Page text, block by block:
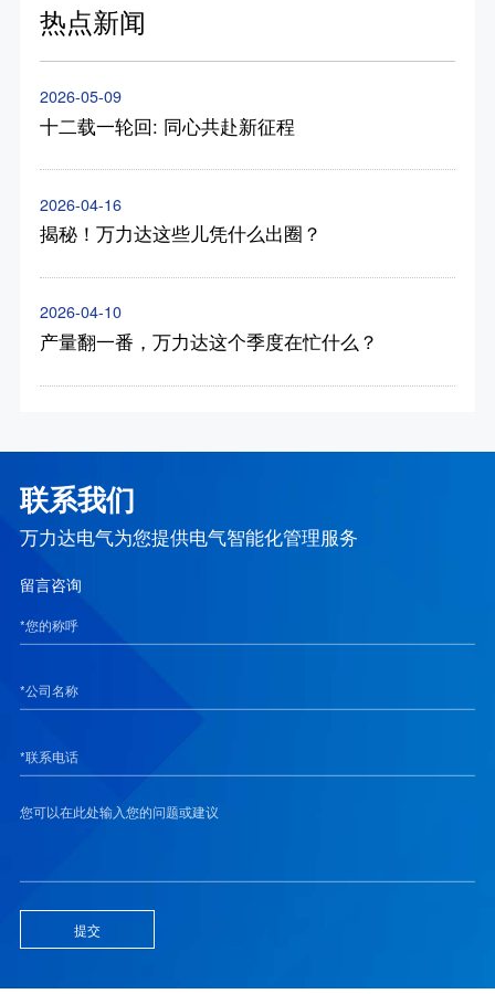
热点新闻
2026-05-09
十二载一轮回: 同心共赴新征程
2026-04-16
揭秘！万力达这些儿凭什么出圈？
2026-04-10
产量翻一番，万力达这个季度在忙什么？
联系我们
万力达电气为您提供电气智能化管理服务
留言咨询
提交